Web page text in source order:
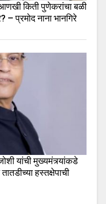
किती पुणेकरांचा बळी
– प्रमोद नाना भानगिरे
यांची मुख्यमंत्र्यांकडे
हस्तक्षेपाची